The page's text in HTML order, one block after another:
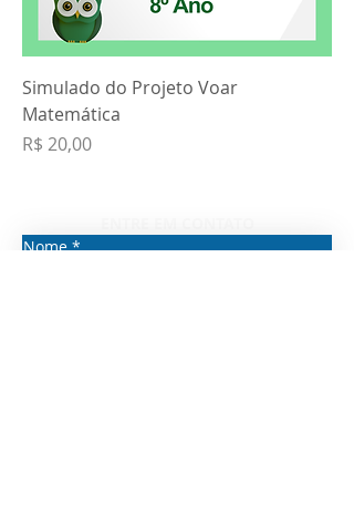
Simulado do Projeto Voar
Matemática
Preço
R$ 20,00
Nome *